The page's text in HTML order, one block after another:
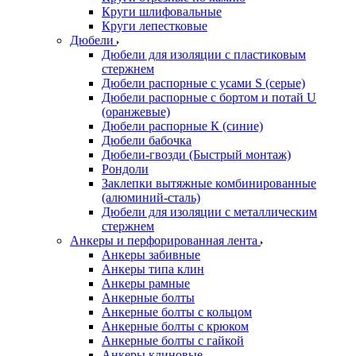
Круги шлифовальные
Круги лепестковые
Дюбели
Дюбели для изоляции с пластиковым
стержнем
Дюбели распорные с усами S (серые)
Дюбели распорные c бортом и потай U
(оранжевые)
Дюбели распорные К (синие)
Дюбели бабочка
Дюбели-гвозди (Быстрый монтаж)
Рондоли
Заклепки вытяжные комбинированные
(алюминий-сталь)
Дюбели для изоляции с металлическим
стержнем
Анкеры и перфорированная лента
Анкеры забивные
Анкеры типа клин
Анкеры рамные
Анкерные болты
Анкерные болты с кольцом
Анкерные болты с крюком
Анкерные болты с гайкой